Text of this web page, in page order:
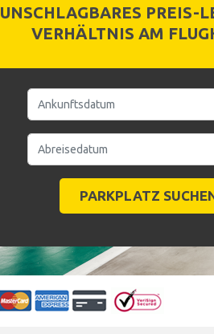
UNSCHLAGBARES PREIS-
VERHÄLTNIS AM